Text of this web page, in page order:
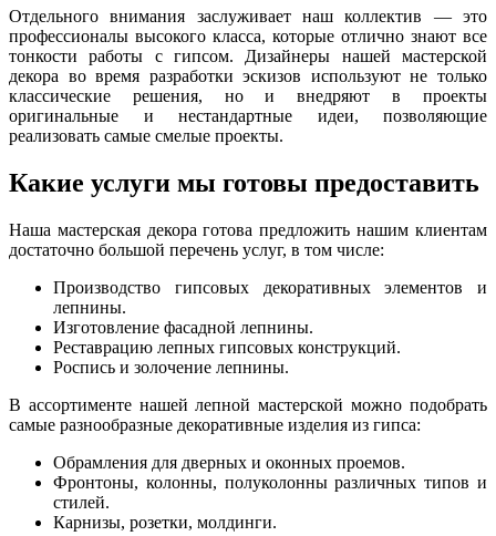
Отдельного внимания заслуживает наш коллектив — это
профессионалы высокого класса, которые отлично знают все
тонкости работы с гипсом. Дизайнеры нашей мастерской
декора во время разработки эскизов используют не только
классические решения, но и внедряют в проекты
оригинальные и нестандартные идеи, позволяющие
реализовать самые смелые проекты.
Какие услуги мы готовы предоставить
Наша мастерская декора готова предложить нашим клиентам
достаточно большой перечень услуг, в том числе:
Производство гипсовых декоративных элементов и
лепнины.
Изготовление фасадной лепнины.
Реставрацию лепных гипсовых конструкций.
Роспись и золочение лепнины.
В ассортименте нашей лепной мастерской можно подобрать
самые разнообразные декоративные изделия из гипса:
Обрамления для дверных и оконных проемов.
Фронтоны, колонны, полуколонны различных типов и
стилей.
Карнизы, розетки, молдинги.